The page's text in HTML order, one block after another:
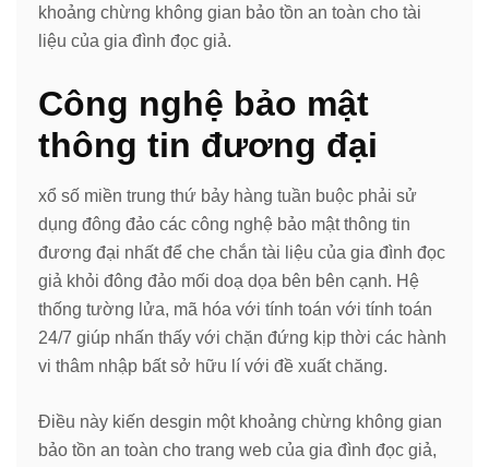
khoảng chừng không gian bảo tồn an toàn cho tài
liệu của gia đình đọc giả.
Công nghệ bảo mật
thông tin đương đại
xổ số miền trung thứ bảy hàng tuần buộc phải sử
dụng đông đảo các công nghệ bảo mật thông tin
đương đại nhất để che chắn tài liệu của gia đình đọc
giả khỏi đông đảo mối doạ dọa bên bên cạnh. Hệ
thống tường lửa, mã hóa với tính toán với tính toán
24/7 giúp nhấn thấy với chặn đứng kịp thời các hành
vi thâm nhập bất sở hữu lí với đề xuất chăng.
Điều này kiến desgin một khoảng chừng không gian
bảo tồn an toàn cho trang web của gia đình đọc giả,